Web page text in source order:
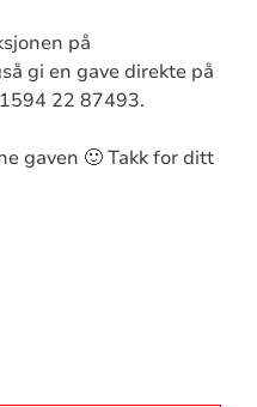
på
gi en gave direkte på
22 87493.
gaven 🙂 Takk for ditt